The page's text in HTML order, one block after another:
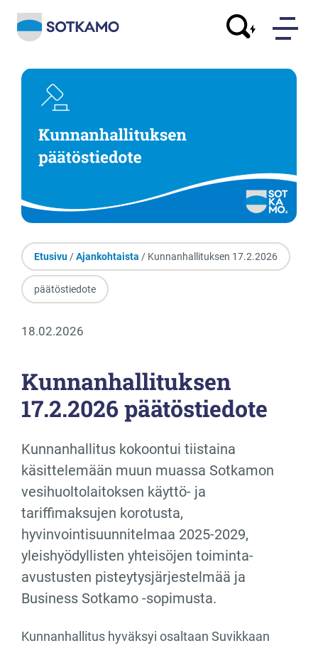
Etusivu/Ajankohtaista / Kunnanhallituksen 17.2.2026
päätöstiedote
18.02.2026
Kunnanhallituksen
17.2.2026 päätöstiedote
Kunnanhallitus kokoontui tiistaina
käsittelemään muun muassa Sotkamon
vesihuoltolaitoksen käyttö- ja
tariffimaksujen korotusta,
hyvinvointisuunnitelmaa 2025-2029,
yleishyödyllisten yhteisöjen toiminta-
avustusten pisteytysjärjestelmää ja
Business Sotkamo -sopimusta.
Kunnanhallitus hyväksyi osaltaan Suvikkaan